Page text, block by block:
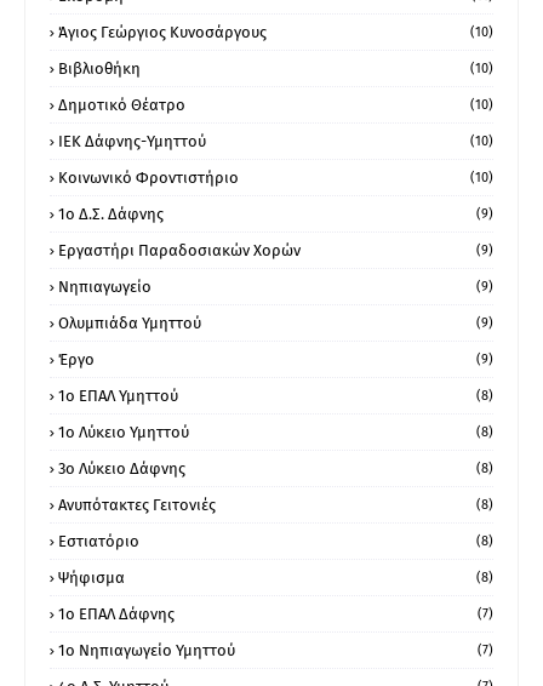
Άγιος Γεώργιος Κυνοσάργους (10)
Βιβλιοθήκη (10)
Δημοτικό Θέατρο (10)
ΙΕΚ Δάφνης-Υμηττού (10)
Κοινωνικό Φροντιστήριο (10)
1ο Δ.Σ. Δάφνης (9)
Εργαστήρι Παραδοσιακών Χορών (9)
Νηπιαγωγείο (9)
Ολυμπιάδα Υμηττού (9)
Έργο (9)
1o ΕΠΑΛ Υμηττού (8)
1ο Λύκειο Υμηττού (8)
3ο Λύκειο Δάφνης (8)
Ανυπότακτες Γειτονιές (8)
Εστιατόριο (8)
Ψήφισμα (8)
1ο ΕΠΑΛ Δάφνης (7)
1ο Νηπιαγωγείο Υμηττού (7)